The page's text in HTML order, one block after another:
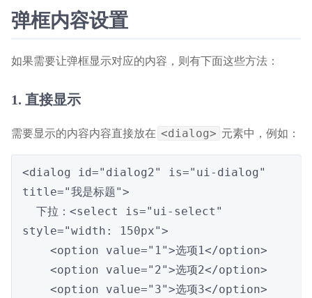
弹框内容设置
如果需要让弹框显示对应的内容，则有下面这些方法：
1. 直接显示
需要显示的内容内容直接放在 <dialog> 元素中，例如：
<dialog id="dialog2" is="ui-dialog"
title="我是标题">
style="width: 150px">